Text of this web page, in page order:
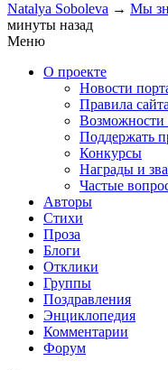
Natalya Soboleva → Мы
минуты назад
Меню
О проекте
Новости
Правила сайта
Возможности
Поддержать
Конкурсы
Награды и
Частые
Авторы
Стихи
Проза
Блоги
Отклики
Группы
Поздравления
Энциклопедия
Комментарии
Форум